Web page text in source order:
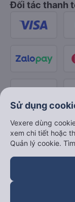
Đối tác thanh
Sử dụng
Vexere dùng
xem chi tiết hoặc
Quản lý cookie.